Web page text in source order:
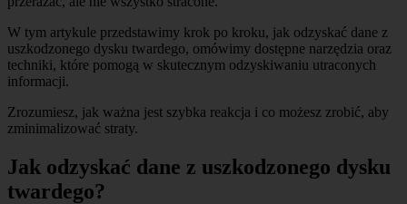
W tym artykule przedstawimy krok po kroku, jak odzyskać dane z
uszkodzonego dysku twardego, omówimy dostępne narzędzia oraz
techniki, które pomogą w skutecznym odzyskiwaniu utraconych
informacji.
Zrozumiesz, jak ważna jest szybka reakcja i co możesz zrobić, aby
zminimalizować straty.
Jak odzyskać dane z uszkodzonego dysku
twardego?